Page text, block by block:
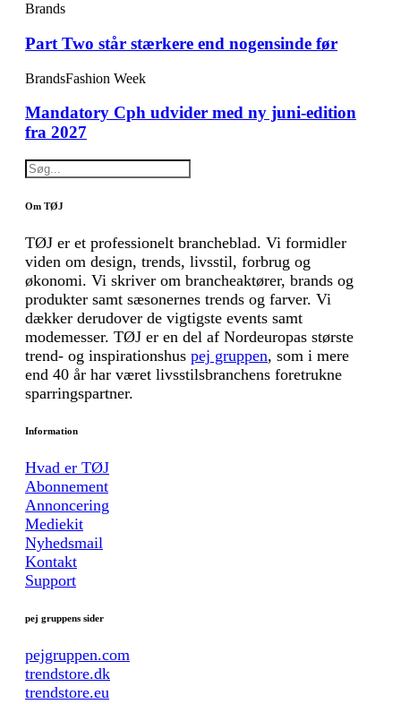
Brands
Part Two står stærkere end nogensinde før
BrandsFashion Week
Mandatory Cph udvider med ny juni-edition
fra 2027
Om TØJ
TØJ er et professionelt brancheblad. Vi formidler
viden om design, trends, livsstil, forbrug og
økonomi. Vi skriver om brancheaktører, brands og
produkter samt sæsonernes trends og farver. Vi
dækker derudover de vigtigste events samt
modemesser. TØJ er en del af Nordeuropas største
trend- og inspirationshus pej gruppen, som i mere
end 40 år har været livsstilsbranchens foretrukne
sparringspartner.
Information
Hvad er TØJ
Abonnement
Annoncering
Mediekit
Nyhedsmail
Kontakt
Support
pej gruppens sider
pejgruppen.com
trendstore.dk
trendstore.eu